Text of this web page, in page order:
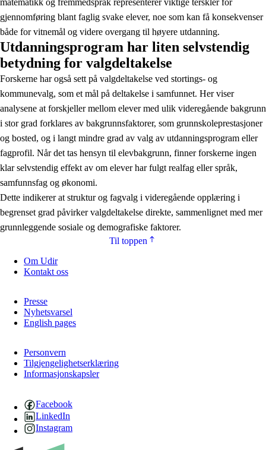
matematikk og fremmedspråk representerer viktige terskler for
gjennomføring blant faglig svake elever, noe som kan få konsekvenser
både for vitnemål og videre overgang til høyere utdanning.
Utdanningsprogram har liten selvstendig
betydning for valgdeltakelse
Forskerne har også sett på valgdeltakelse ved stortings- og
kommunevalg, som et mål på deltakelse i samfunnet. Her viser
analysene at forskjeller mellom elever med ulik videregående bakgrunn
i stor grad forklares av bakgrunnsfaktorer, som grunnskoleprestasjoner
og bosted, og i langt mindre grad av valg av utdanningsprogram eller
fagprofil. Når det tas hensyn til elevbakgrunn, finner forskerne ingen
klar selvstendig effekt av om elever har fulgt realfag eller språk,
samfunnsfag og økonomi.
Dette indikerer at struktur og fagvalg i videregående opplæring i
begrenset grad påvirker valgdeltakelse direkte, sammenlignet med mer
grunnleggende sosiale og demografiske faktorer.
Til toppen
Om Udir
Kontakt oss
Presse
Nyhetsvarsel
English pages
Personvern
Tilgjengelighetserklæring
Informasjonskapsler
Facebook
LinkedIn
Instagram